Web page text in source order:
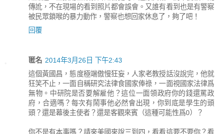
傳訛，不在現場的看到照片都會誤會。又誰有看到也是有警察
被民眾鎖喉的暴力動作，警察也想回家休息了，夠了吧！
回覆
匿名 2014年3月26日 下午2:43
這個黃國昌，態度極端傲慢狂妄，人家老教授話沒說完，他就
狂笑不止，一面自稱研究法律食國家俸祿，一面視國家法律爲
無物。中研院是否要解雇他？這位一面領政府你的錢還罵政
府，合適嗎？每次有鬧事他必然會出現，你到底是學生的頭
頭？還是幕後主使者？還是客觀來賓（這種可能性爲0）？
你不是有本事嗎？請來美國來說三到四，看看這要不要你？看